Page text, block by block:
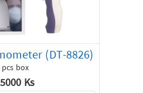
(DT-8826)
box
Ks